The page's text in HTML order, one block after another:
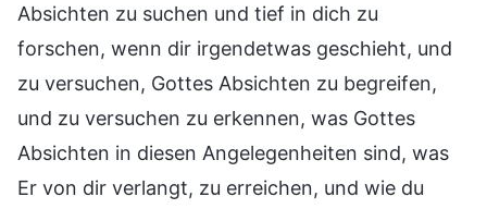
Absichten zu suchen und tief in dich zu
forschen, wenn dir irgendetwas geschieht, und
zu versuchen, Gottes Absichten zu begreifen,
und zu versuchen zu erkennen, was Gottes
Absichten in diesen Angelegenheiten sind, was
Er von dir verlangt, zu erreichen, und wie du